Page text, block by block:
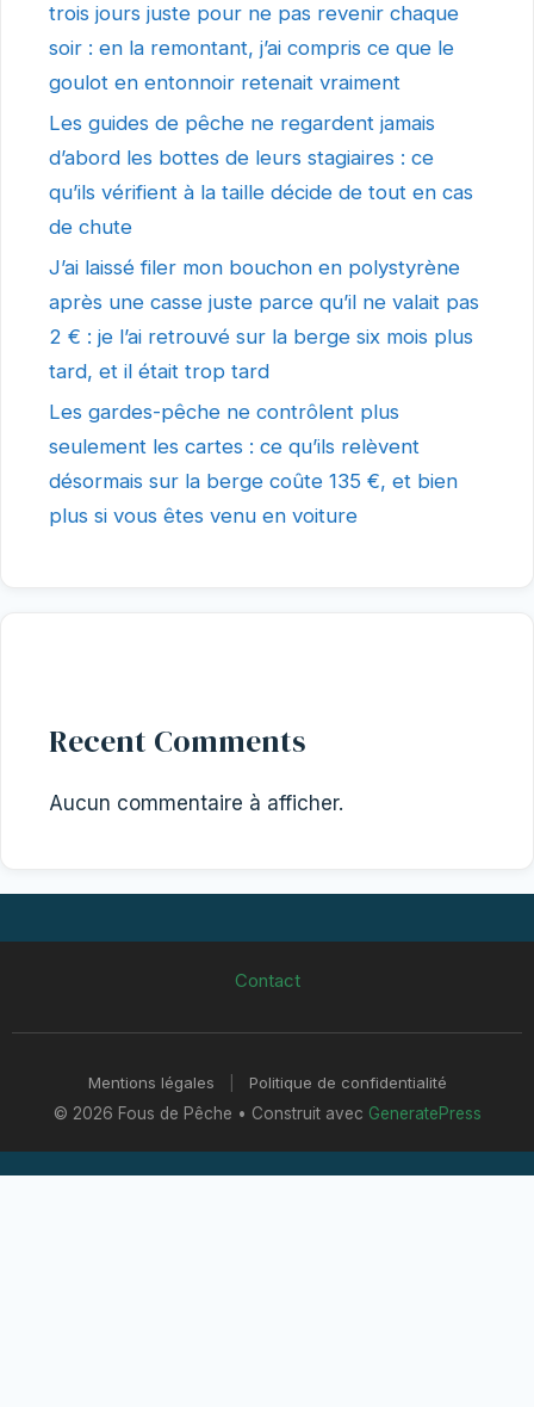
trois jours juste pour ne pas revenir chaque
soir : en la remontant, j’ai compris ce que le
goulot en entonnoir retenait vraiment
Les guides de pêche ne regardent jamais
d’abord les bottes de leurs stagiaires : ce
qu’ils vérifient à la taille décide de tout en cas
de chute
J’ai laissé filer mon bouchon en polystyrène
après une casse juste parce qu’il ne valait pas
2 € : je l’ai retrouvé sur la berge six mois plus
tard, et il était trop tard
Les gardes-pêche ne contrôlent plus
seulement les cartes : ce qu’ils relèvent
désormais sur la berge coûte 135 €, et bien
plus si vous êtes venu en voiture
Recent Comments
Aucun commentaire à afficher.
Contact
Mentions légales
Politique de confidentialité
© 2026 Fous de Pêche • Construit avec GeneratePress